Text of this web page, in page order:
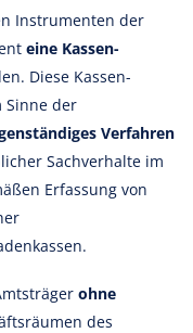
Instrumenten der
eine Kassen-
Diese Kassen-
Sinne der
Verfahren
Sachverhalte im
Erfassung von
ohne
des